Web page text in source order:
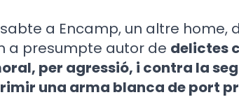
a Encamp, un altre home,
a presumpte autor de delictes
per agressió, i contra la
una arma blanca de port